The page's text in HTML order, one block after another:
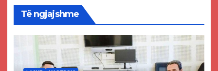
Të ngjajshme